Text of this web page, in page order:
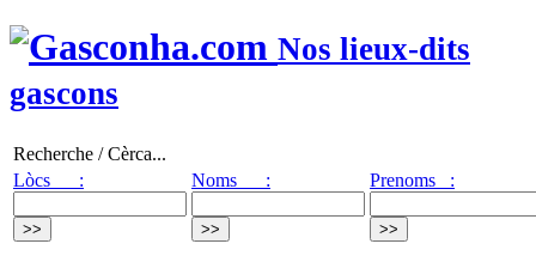
Nos lieux-dits
gascons
Recherche / Cèrca...
Lòcs :
Noms : Prenoms :